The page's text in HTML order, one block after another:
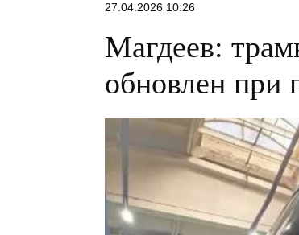
27.04.2026 10:26
Магдеев:
обновлен при